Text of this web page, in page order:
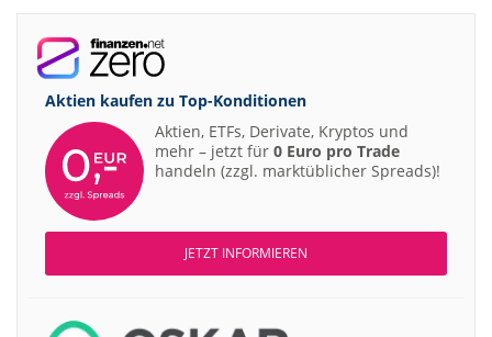
Aktien kaufen zu Top-Konditionen
Aktien, ETFs, Derivate, Kryptos und
mehr – jetzt für 0 Euro pro Trade
handeln (zzgl. marktüblicher Spreads)!
JETZT INFORMIEREN